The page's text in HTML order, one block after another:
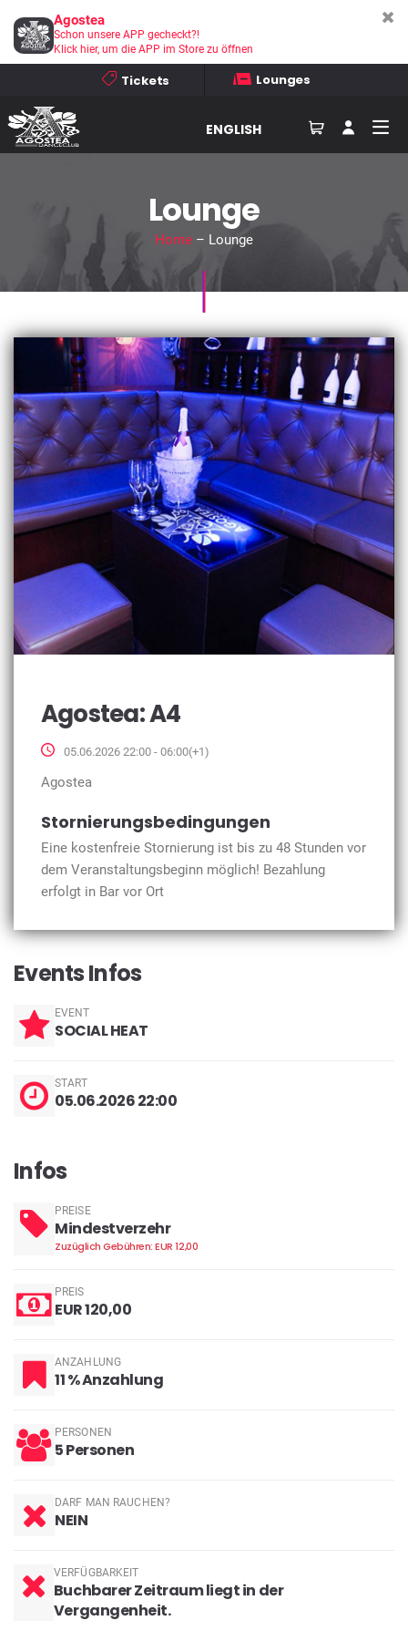
Tickets Lounges
ENGLISH
Lounge
Home– Lounge
Agostea: A4
05.06.2026 22:00 - 06:00(+1)
Agostea
Stornierungsbedingungen
Eine kostenfreie Stornierung ist bis zu 48 Stunden vor
dem Veranstaltungsbeginn möglich! Bezahlung
erfolgt in Bar vor Ort
Events Infos
EVENT
SOCIAL HEAT
START
05.06.2026 22:00
Infos
PREISE
Mindestverzehr
Zuzüglich Gebühren: EUR 12,00
PREIS
EUR 120,00
ANZAHLUNG
11 % Anzahlung
PERSONEN
5 Personen
DARF MAN RAUCHEN?
NEIN
VERFÜGBARKEIT
Buchbarer Zeitraum liegt in der
Vergangenheit.
Agostea
Schon unsere APP gecheckt?!
Klick hier, um die APP im Store zu öffnen